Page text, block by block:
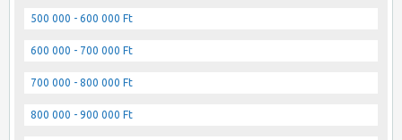
500 000 - 600 000 Ft
600 000 - 700 000 Ft
700 000 - 800 000 Ft
800 000 - 900 000 Ft